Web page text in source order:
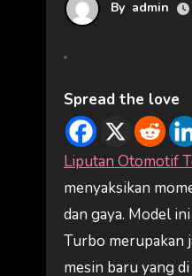
By admin
Spread the love
Liputan Otomotif
menyaksikan
dan gaya. Model
Turbo merupakan
mesin baru yang